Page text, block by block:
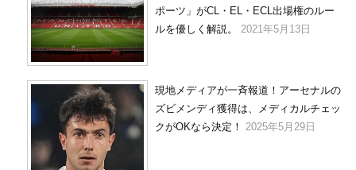
ポーツ」がCL・EL・ECL出場権のルー
ルを優しく解説。
2021年5月13日
現地メディアが一斉報道！アーセナルの
ズビメンディ獲得は、メディカルチェッ
クがOKなら決定！
2025年5月29日